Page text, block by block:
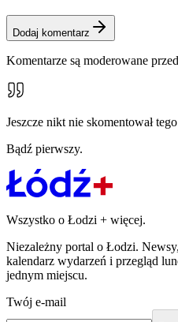
Dodaj komentarz
Komentarze są moderowane
Jeszcze nikt nie skomentował
Bądź pierwszy.
Wszystko o Łodzi + więcej.
Niezależny portal o Łodzi.
kalendarz wydarzeń i przegląd
jednym miejscu.
Twój e-mail